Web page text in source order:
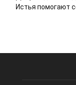
Истья помогают